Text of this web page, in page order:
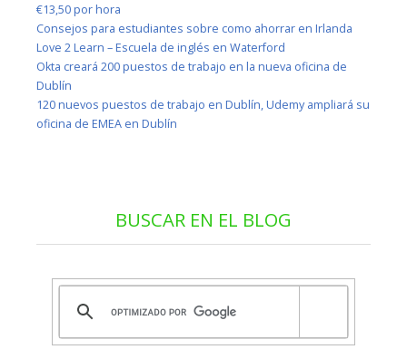
€13,50 por hora
Consejos para estudiantes sobre como ahorrar en Irlanda
Love 2 Learn – Escuela de inglés en Waterford
Okta creará 200 puestos de trabajo en la nueva oficina de
Dublín
120 nuevos puestos de trabajo en Dublín, Udemy ampliará su
oficina de EMEA en Dublín
BUSCAR EN EL BLOG